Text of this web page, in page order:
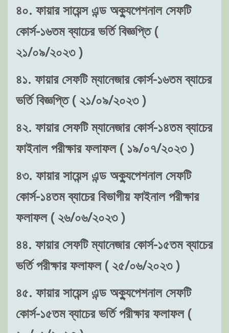
৪০. ফায়ার সায়েন্স এন্ড অক্যুপেশনাল সেফটি
কোর্স-১৬তম ব্যাচের ভর্তি বিজ্ঞপ্তি (
২১/০৯/২০২৩ )
৪১. ফায়ার সেফটি ম্যানেজার কোর্স-১৬তম ব্যাচের
ভর্তি বিজ্ঞপ্তি ( ২১/০৯/২০২৩ )
৪২. ফায়ার সেফটি ম্যানেজার কোর্স-১৪তম ব্যাচের
ফাইনাল পরীক্ষার ফলাফল ( ১৯/০৭/২০২৩ )
৪৩. ফায়ার সায়েন্স এন্ড অক্যুপেশনাল সেফটি
কোর্স-১৪তম ব্যাচের বিভাগীয় ফাইনাল পরীক্ষার
ফলাফল ( ২৬/০৬/২০২৩ )
৪৪. ফায়ার সেফটি ম্যানেজার কোর্স-১৫তম ব্যাচের
ভর্তি পরীক্ষার ফলাফল ( ২৫/০৬/২০২৩ )
৪৫. ফায়ার সায়েন্স এন্ড অক্যুপেশনাল সেফটি
কোর্স-১৫তম ব্যাচের ভর্তি পরীক্ষার ফলাফল (